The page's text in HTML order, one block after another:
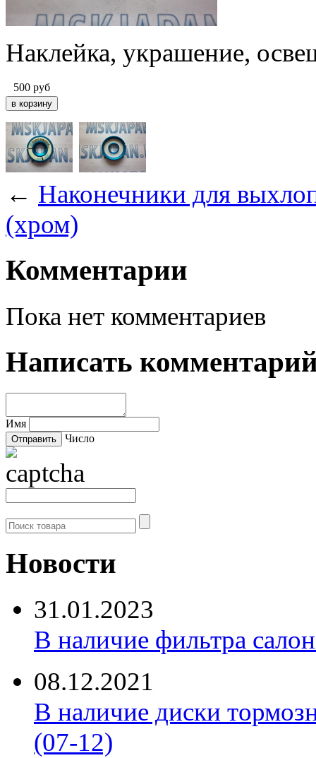
Наклейка, украшение,
500 руб
← Наконечники для
(хром)
Комментарии
Пока нет комментариев
Написать
Имя
Число
Новости
31.01.2023
В наличие фильтра
08.12.2021
В наличие диски
(07-12)